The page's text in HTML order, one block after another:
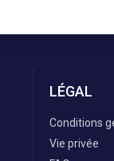
LÉGAL
Conditions
Vie privée